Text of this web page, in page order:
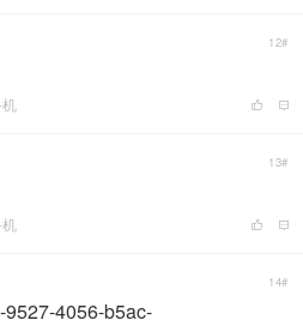
12#
13#
14#
4056-b5ac-